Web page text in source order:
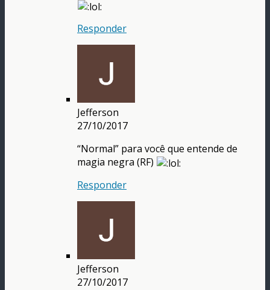
Responder
Jefferson
27/10/2017
“Normal” para você que entende de
magia negra (RF)
Responder
Jefferson
27/10/2017